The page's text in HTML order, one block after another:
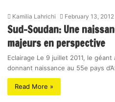
Kamilia Lahrichi February 13, 2012
Sud-Soudan: Une
majeurs en perspective
Eclairage Le 9 juillet 2011, le
donnant naissance au 55e pays
Read More »